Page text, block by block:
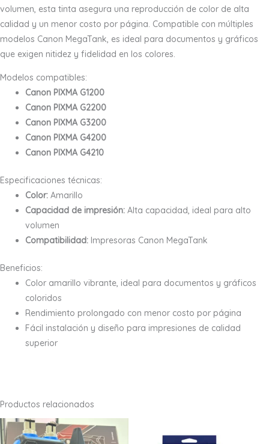
volumen, esta tinta asegura una reproducción de color de alta
calidad y un menor costo por página. Compatible con múltiples
modelos Canon MegaTank, es ideal para documentos y gráficos
que exigen nitidez y fidelidad en los colores.
Modelos compatibles:
Canon PIXMA G1200
Canon PIXMA G2200
Canon PIXMA G3200
Canon PIXMA G4200
Canon PIXMA G4210
Especificaciones técnicas:
Color: Amarillo
Capacidad de impresión: Alta capacidad, ideal para alto
volumen
Compatibilidad: Impresoras Canon MegaTank
Beneficios:
Color amarillo vibrante, ideal para documentos y gráficos
coloridos
Rendimiento prolongado con menor costo por página
Fácil instalación y diseño para impresiones de calidad
superior
Productos relacionados